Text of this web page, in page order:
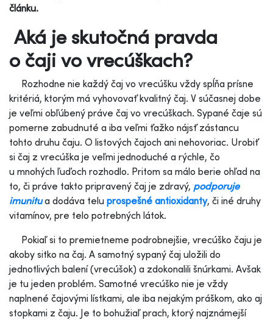
článku.
Aká je skutočná pravda
o čaji vo vrecúškach?
Rozhodne nie každý čaj vo vrecúšku vždy spĺňa prísne
kritériá, ktorým má vyhovovať kvalitný čaj. V súčasnej dobe
je veľmi obľúbený práve čaj vo vrecúškach. Sypané čaje sú
pomerne zabudnuté a iba veľmi ťažko nájsť zástancu
tohto druhu čaju. O listových čajoch ani nehovoriac. Urobiť
si čaj z vrecúška je veľmi jednoduché a rýchle, čo
u mnohých ľuďoch rozhodlo. Pritom sa málo berie ohľad na
to, či práve takto pripravený čaj je zdravý, podporuje
imunitua dodáva telu prospešné antioxidanty, či iné druhy
vitamínov, pre telo potrebných látok.
Pokiaľ si to premietneme podrobnejšie, vrecúško čaju je
akoby sitko na čaj. A samotný sypaný čaj uložili do
jednotlivých balení (vrecúšok) a zdokonalili šnúrkami. Avšak
je tu jeden problém. Samotné vrecúško nie je vždy
naplnené čajovými lístkami, ale iba nejakým práškom, ako aj
stopkami z čaju. Je to bohužiaľ prach, ktorý najznámejší